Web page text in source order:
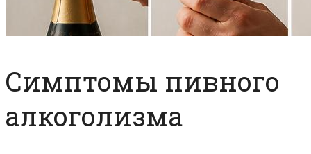
Симптомы пивного
алкоголизма